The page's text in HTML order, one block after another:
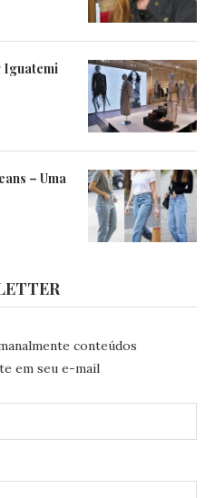
Iguatemi
– Uma
conteúdos
em seu e-mail